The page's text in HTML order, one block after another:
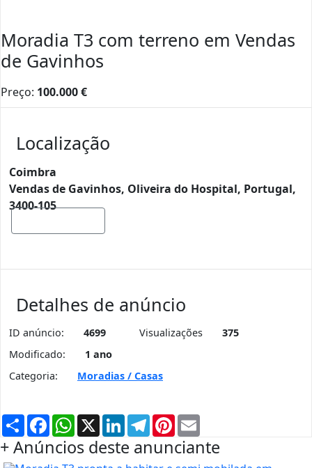
Moradia T3 com terreno em Vendas
de Gavinhos
Preço: 100.000€
Localização
Coimbra
Vendas de Gavinhos, Oliveira do Hospital, Portugal,
3400-105
Detalhes de anúncio
ID anúncio: 4699 Visualizações
375
Modificado:
1 ano
Categoria:
Moradias / Casas
PartilharFacebookWhatsApp
X LinkedInTelegram
Pinterest
+ Anúncios deste anunciante